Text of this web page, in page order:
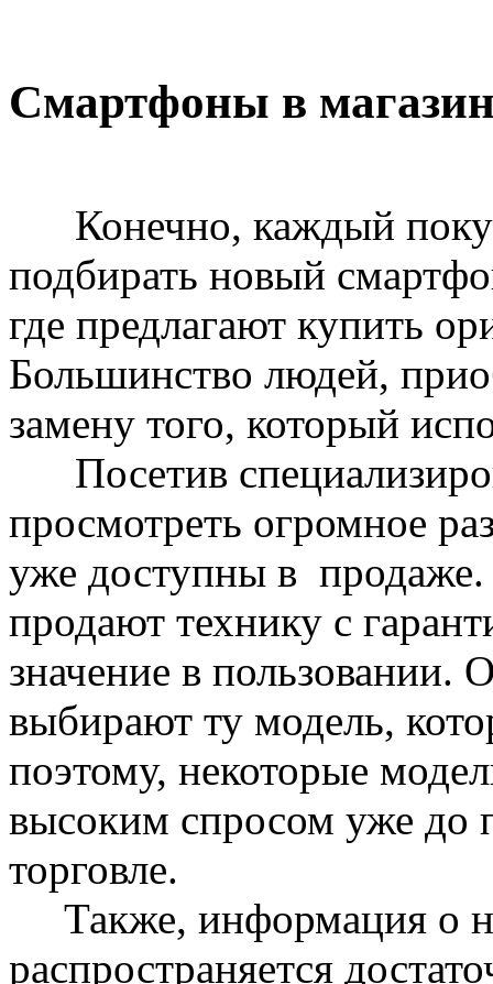
Смартфоны в
Конечно, каждый
подбирать новый
где предлагают купить
Большинство людей,
замену того, который
Посетив
просмотреть огромное
уже доступны в продаже.
продают технику с
значение в
выбирают ту модель,
поэтому, некоторые
высоким спросом уже до
торговле.
Также, информация о
распространяется